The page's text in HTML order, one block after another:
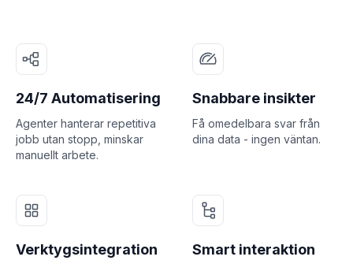
24/7 Automatisering
Agenter hanterar repetitiva
jobb utan stopp, minskar
manuellt arbete.
Snabbare insikter
Få omedelbara svar från
dina data - ingen väntan.
Verktygsintegration Smart interaktion